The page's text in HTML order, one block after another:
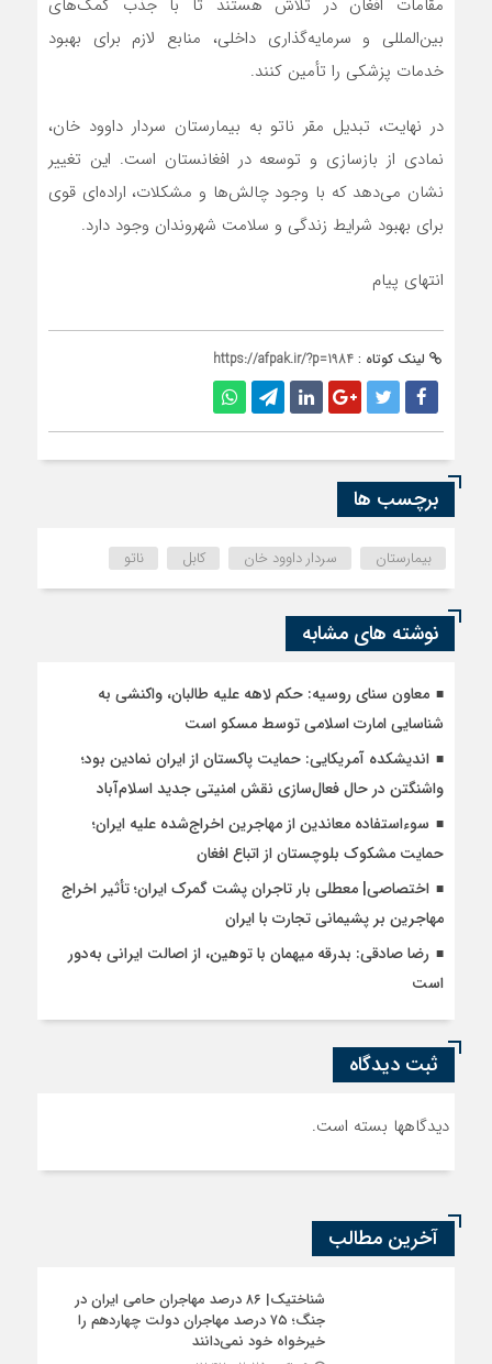
مقامات افغان در تلاش هستند تا با جذب کمک‌های
بین‌المللی و سرمایه‌گذاری داخلی، منابع لازم برای بهبود
خدمات پزشکی را تأمین کنند.
در نهایت، تبدیل مقر ناتو به بیمارستان سردار داوود خان،
نمادی از بازسازی و توسعه در افغانستان است. این تغییر
نشان می‌دهد که با وجود چالش‌ها و مشکلات، اراده‌ای قوی
برای بهبود شرایط زندگی و سلامت شهروندان وجود دارد.
انتهای پیام
لینک کوتاه : https://afpak.ir/?p=1984
برچسب ها
بیمارستان سردار داوود خان کابل ناتو
نوشته های مشابه
معاون سنای روسیه: حکم لاهه علیه طالبان، واکنشی به
شناسایی امارت اسلامی توسط مسکو است
اندیشکده آمریکایی: حمایت پاکستان از ایران نمادین بود؛
واشنگتن در حال فعال‌سازی نقش امنیتی جدید اسلام‌آباد
سوءاستفاده معاندین از مهاجرین اخراج‌شده علیه ایران؛
حمایت مشکوک بلوچستان از اتباع افغان
اختصاصی| معطلی بار تاجران پشت گمرک ایران؛ تأثیر اخراج
مهاجرین بر پشیمانی تجارت با ایران
رضا صادقی: بدرقه میهمان با توهین، از اصالت ایرانی به‌دور
است
ثبت دیدگاه
دیدگاهها بسته است.
آخرین مطالب
شناختیک| ۸۶ درصد مهاجران حامی ایران در
جنگ؛ ۷۵ درصد مهاجران دولت چهاردهم را
خیرخواه خود نمی‌دانند